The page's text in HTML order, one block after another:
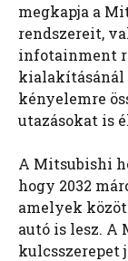
megkapja a
rendszereit,
infotainment
kialakításánál
kényelemre
utazásokat is
A Mitsubishi
hogy 2032
amelyek
autó is lesz. A
kulcsszerepet